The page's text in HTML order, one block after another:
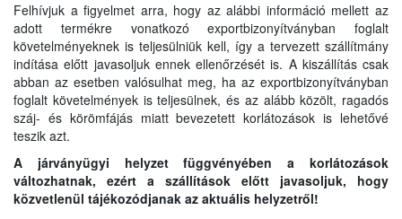
Felhívjuk a figyelmet arra, hogy az alábbi információ mellett az
adott termékre vonatkozó exportbizonyítványban foglalt
követelményeknek is teljesülniük kell, így a tervezett szállítmány
indítása előtt javasoljuk ennek ellenőrzését is. A kiszállítás csak
abban az esetben valósulhat meg, ha az exportbizonyítványban
foglalt követelmények is teljesülnek, és az alább közölt, ragadós
száj- és körömfájás miatt bevezetett korlátozások is lehetővé
teszik azt.
A járványügyi helyzet függvényében a korlátozások
változhatnak, ezért a szállítások előtt javasoljuk, hogy
közvetlenül tájékozódjanak az aktuális helyzetről!